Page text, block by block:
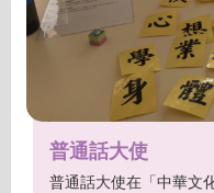
普通話大使
普通話大使在「中華文